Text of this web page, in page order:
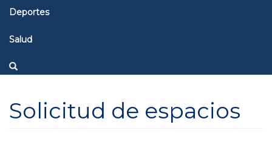
Deportes
Salud
Solicitud de espacios